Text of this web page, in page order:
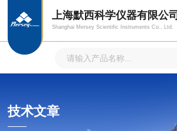
上海默西科学仪器有限公司
Shanghai Mersey Scientific Instruments Co., Ltd.
技术文章